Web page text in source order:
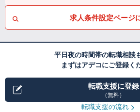
求人条件設定ページ
平日夜の時間帯の転職相談
まずはアデコにご登録く
転職支援に登録
（無料）
転職支援の流れ